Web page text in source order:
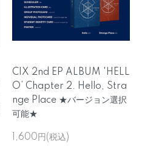
CIX 2nd EP ALBUM 'HELL
O’ Chapter 2. Hello, Stra
nge Place ★バージョン選択
可能★
1,600円(税込)